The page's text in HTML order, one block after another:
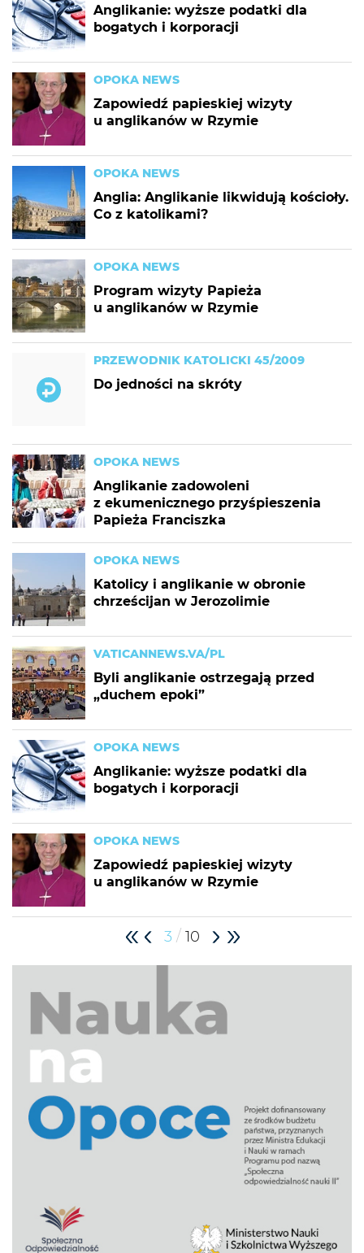
Anglikanie: wyższe podatki dla
bogatych i korporacji
OPOKA NEWS
Zapowiedź papieskiej wizyty
u anglikanów w Rzymie
OPOKA NEWS
Anglia: Anglikanie likwidują kościoły.
Co z katolikami?
OPOKA NEWS
Program wizyty Papieża
u anglikanów w Rzymie
PRZEWODNIK KATOLICKI 45/2009
Do jedności na skróty
OPOKA NEWS
Anglikanie zadowoleni
z ekumenicznego przyśpieszenia
Papieża Franciszka
OPOKA NEWS
Katolicy i anglikanie w obronie
chrześcijan w Jerozolimie
VATICANNEWS.VA/PL
Byli anglikanie ostrzegają przed
„duchem epoki”
OPOKA NEWS
Anglikanie: wyższe podatki dla
bogatych i korporacji
OPOKA NEWS
Zapowiedź papieskiej wizyty
u anglikanów w Rzymie
3 / 10